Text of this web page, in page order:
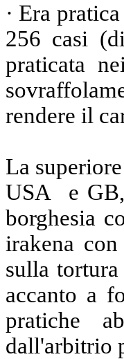
· Era
256 casi
praticata
rendere il
La
USA e
borghesia
irakena
sulla
accanto a
pratiche
dall'arbitrio